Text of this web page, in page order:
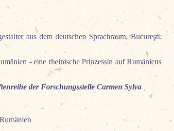
aus dem deutschen Sprachraum, Bucureşti:
- eine rheinische Prinzessin auf Rumäniens
der Forschungsstelle Carmen Sylva